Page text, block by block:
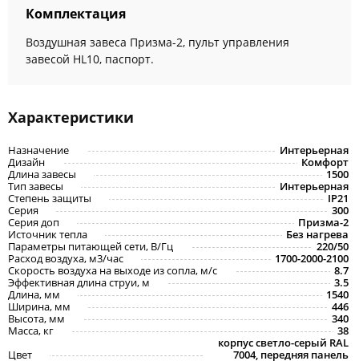
Комплектация
Воздушная завеса Призма-2, пульт управления
завесой HL10, паспорт.
Характеристики
Назначение
Интерьерная
Дизайн
Комфорт
Длина завесы
1500
Тип завесы
Интерьерная
Степень защиты
IP21
Серия
300
Серия доп
Призма-2
Источник тепла
Без нагрева
Параметры питающей сети, В/Гц
220/50
Расход воздуха, м3/час
1700-2000-2100
Скорость воздуха на выходе из сопла, м/с
8.7
Эффективная длина струи, м
3.5
Длина, мм
1540
Ширина, мм
446
Высота, мм
340
Масса, кг
38
Цвет
корпус светло-серый RAL
7004, передняя панель